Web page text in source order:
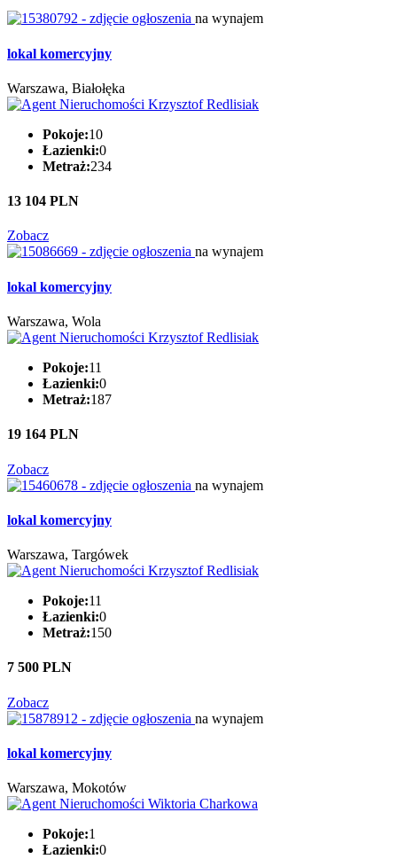
na wynajem
lokal komercyjny
Warszawa, Białołęka
Pokoje:10
Łazienki:0
Metraż:234
13 104 PLN
Zobacz
na wynajem
lokal komercyjny
Warszawa, Wola
Pokoje:11
Łazienki:0
Metraż:187
19 164 PLN
Zobacz
na wynajem
lokal komercyjny
Warszawa, Targówek
Pokoje:11
Łazienki:0
Metraż:150
7 500 PLN
Zobacz
na wynajem
lokal komercyjny
Warszawa, Mokotów
Pokoje:1
Łazienki:0